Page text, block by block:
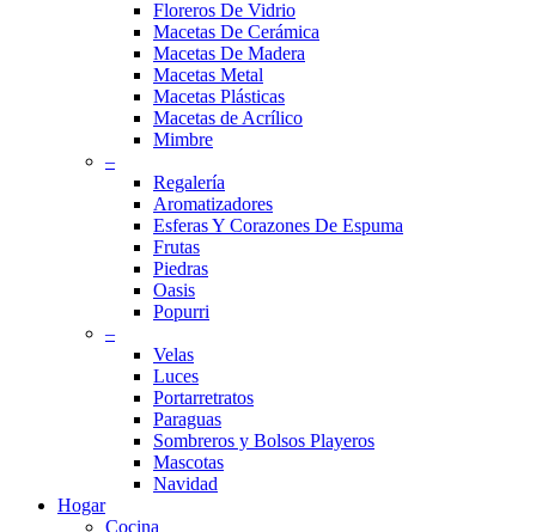
Floreros De Vidrio
Macetas De Cerámica
Macetas De Madera
Macetas Metal
Macetas Plásticas
Macetas de Acrílico
Mimbre
–
Regalería
Aromatizadores
Esferas Y Corazones De Espuma
Frutas
Piedras
Oasis
Popurri
–
Velas
Luces
Portarretratos
Paraguas
Sombreros y Bolsos Playeros
Mascotas
Navidad
Hogar
Cocina